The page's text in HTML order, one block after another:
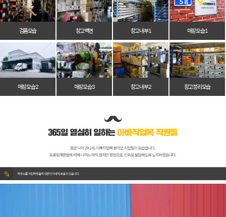
검품모습 창고벽면 창고 내부 1 매장 모습 1
매장 모습 2 매장 모습 3 창고 내부 2 창고 정리 모습